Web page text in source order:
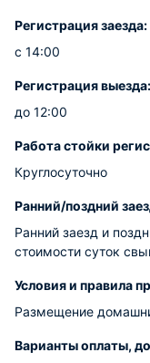
Регистрация заезда:
с 14:00
Регистрация выезда:
до 12:00
Работа стойки
Круглосуточно
Ранний/поздний
Ранний заезд и
стоимости суток
Условия и правила
Размещение
Варианты оплаты,